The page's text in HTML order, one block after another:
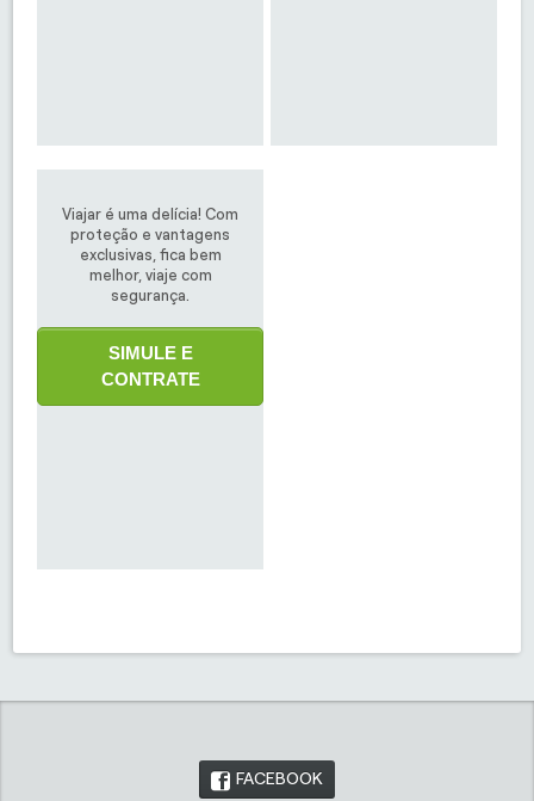
Viajar é uma delícia! Com
proteção e vantagens
exclusivas, fica bem
melhor, viaje com
segurança.
SIMULE E
CONTRATE
FACEBOOK